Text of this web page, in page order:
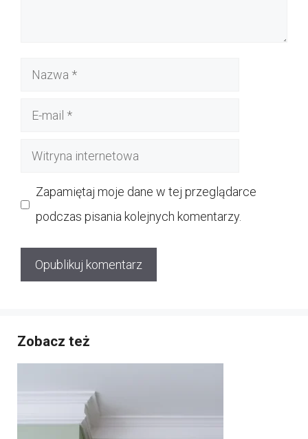
Nazwa
Witryna
Zapamiętaj moje dane w tej przeglądarce
podczas pisania kolejnych komentarzy.
Zobacz też